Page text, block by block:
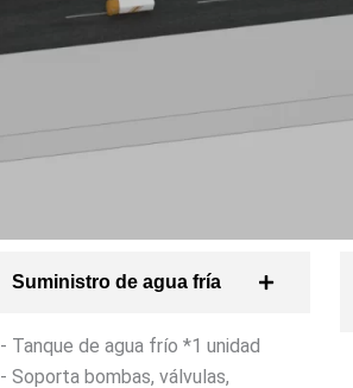
Suministro de agua fría
- Tanque de agua frío *1 unidad
- Soporta bombas, válvulas,